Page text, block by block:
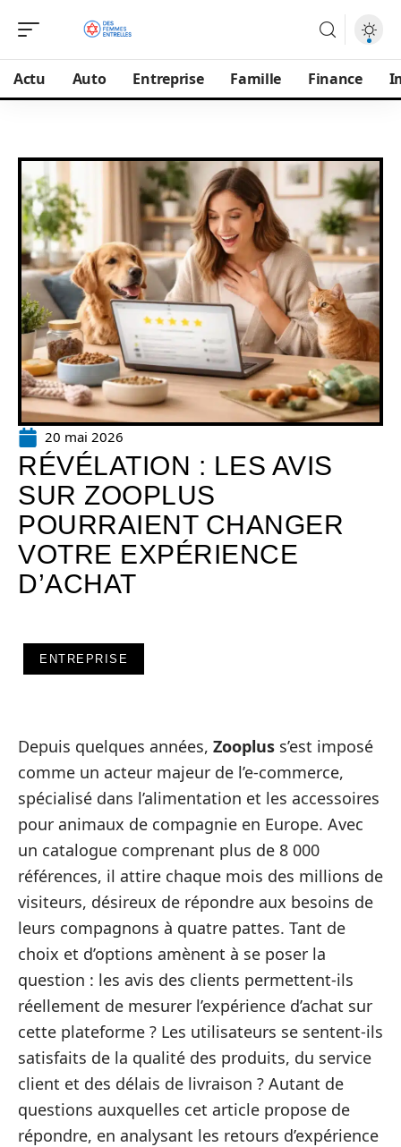
Actu Auto Entreprise Famille Finance
20 mai 2026
RÉVÉLATION : LES AVIS
SUR ZOOPLUS
POURRAIENT CHANGER
VOTRE EXPÉRIENCE
D’ACHAT
ENTREPRISE
Depuis quelques années, Zooplus s’est imposé
comme un acteur majeur de l’e-commerce,
spécialisé dans l’alimentation et les accessoires
pour animaux de compagnie en Europe. Avec
un catalogue comprenant plus de 8 000
références, il attire chaque mois des millions de
visiteurs, désireux de répondre aux besoins de
leurs compagnons à quatre pattes. Tant de
choix et d’options amènent à se poser la
question : les avis des clients permettent-ils
réellement de mesurer l’expérience d’achat sur
cette plateforme ? Les utilisateurs se sentent-ils
satisfaits de la qualité des produits, du service
client et des délais de livraison ? Autant de
questions auxquelles cet article propose de
répondre, en analysant les retours d’expérience